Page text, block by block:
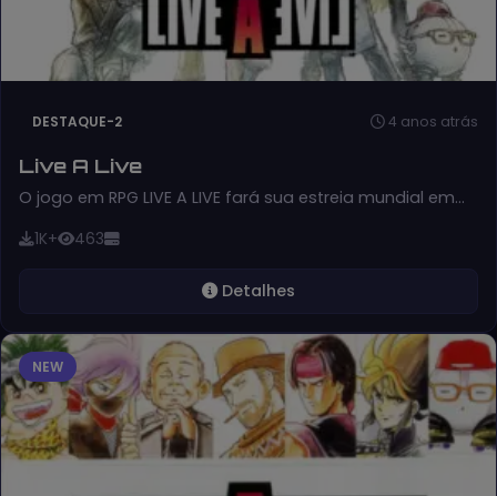
DESTAQUE-2 4 anos atrás
Live A Live
O jogo em RPG LIVE A LIVE fará sua estreia mundial em…
1K+ 463
Detalhes
NEW